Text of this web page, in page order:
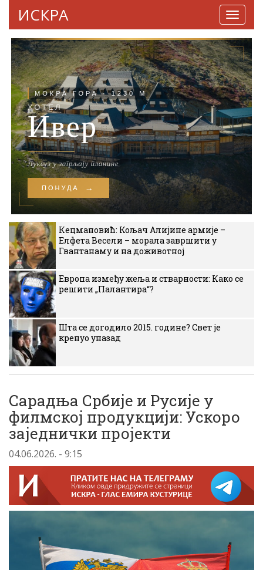
ИСКРА
Кецмановић: Кољач Алијине армије –
Елфета Весели – морала завршити у
Гвантанаму и на доживотној
Европа између жеља и стварности: Како се
решити „Палантира“?
Шта се догодило 2015. године? Свет је
кренуо уназад
Сарадња Србије и Русије у
филмској продукцији: Ускоро
заједнички пројекти
04.06.2026. - 9:15